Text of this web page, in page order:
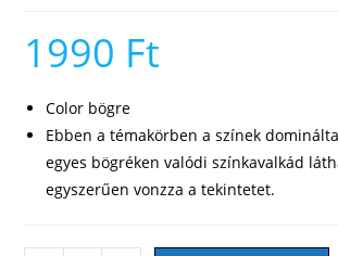
1990 Ft
Color bögre
Ebben a témakörben a színek
egyes bögréken valódi színkavalkád
egyszerűen vonzza a tekintetet.